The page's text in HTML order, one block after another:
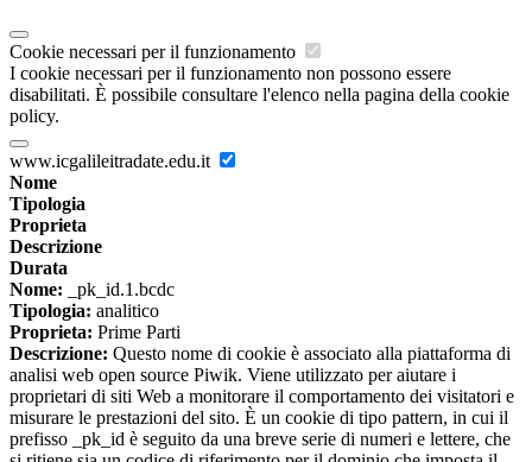
Cookie necessari per il funzionamento
I cookie necessari per il funzionamento non possono essere
disabilitati. È possibile consultare l'elenco nella pagina della cookie
policy.
www.icgalileitradate.edu.it
Nome
Tipologia
Proprieta
Descrizione
Durata
Nome: _pk_id.1.bcdc
Tipologia: analitico
Proprieta: Prime Parti
Descrizione: Questo nome di cookie è associato alla piattaforma di
analisi web open source Piwik. Viene utilizzato per aiutare i
proprietari di siti Web a monitorare il comportamento dei visitatori e
misurare le prestazioni del sito. È un cookie di tipo pattern, in cui il
prefisso _pk_id è seguito da una breve serie di numeri e lettere, che